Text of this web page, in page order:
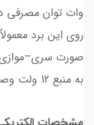
وات توان مصرفی
صورت سری–موازی
به منبع 12 ولت وصل بشن.